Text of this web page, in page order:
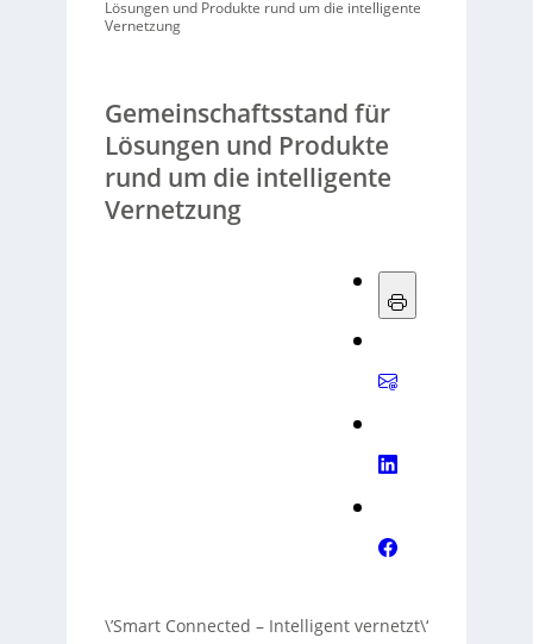
Lösungen und Produkte rund um die intelligente
Vernetzung
Gemeinschaftsstand für
Lösungen und Produkte
rund um die intelligente
Vernetzung
\’Smart Connected – Intelligent vernetzt\‘